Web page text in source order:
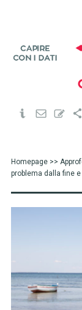
Homepage>>
problema dalla fine